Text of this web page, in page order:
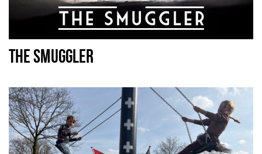
THE SMUGGLER